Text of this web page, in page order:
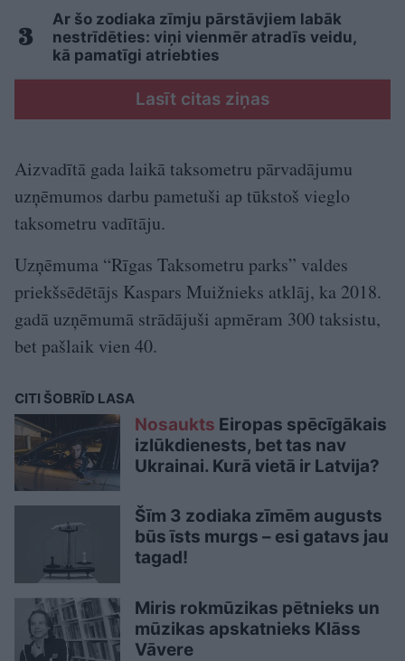
Ar šo zodiaka zīmju pārstāvjiem labāk
nestrīdēties: viņi vienmēr atradīs veidu,
kā pamatīgi atriebties
Lasīt citas ziņas
Aizvadītā gada laikā taksometru pārvadājumu
uzņēmumos darbu pametuši ap tūkstoš vieglo
taksometru vadītāju.
Uzņēmuma “Rīgas Taksometru parks” valdes
priekšsēdētājs Kaspars Muižnieks atklāj, ka 2018.
gadā uzņēmumā strādājuši apmēram 300 taksistu,
bet pašlaik vien 40.
CITI ŠOBRĪD LASA
Nosaukts Eiropas spēcīgākais
izlūkdienests, bet tas nav
Ukrainai. Kurā vietā ir Latvija?
Šīm 3 zodiaka zīmēm augusts
būs īsts murgs – esi gatavs jau
tagad!
Miris rokmūzikas pētnieks un
mūzikas apskatnieks Klāss
Vāvere